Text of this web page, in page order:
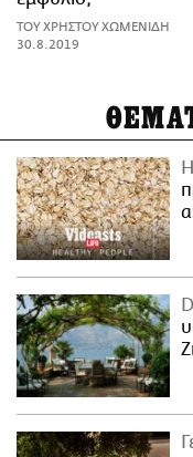
ΤΟΥ ΧΡΗΣΤΟΥ ΧΩΜΕΝΙΔΗ
30.8.2019